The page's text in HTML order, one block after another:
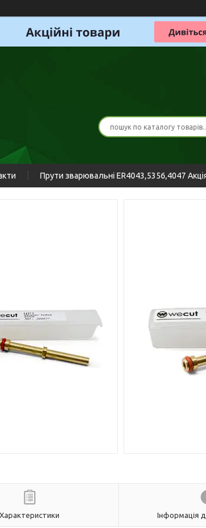
Прути зварювальні ER4043,5356,4047
Характеристики Інформація